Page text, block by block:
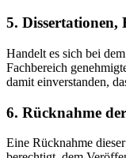
5.
Handelt es sich bei
Fachbereich
damit einverstanden,
6. Rücknahme
Eine Rücknahme